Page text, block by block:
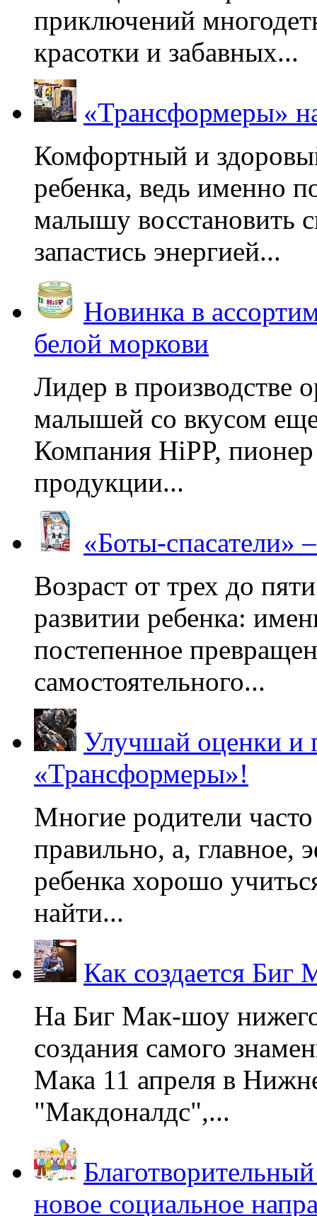
приключений
красотки и забавных...
«Трансформеры»
Комфортный и
ребенка, ведь именно
малышу восстановить
запастись энергией...
Новинка в
белой моркови
Лидер в производстве
малышей со вкусом
Компания HiPP, пионер
продукции...
«Боты-спасатели»
Возраст от трех до
развитии ребенка:
постепенное
самостоятельного...
Улучшай оценки и
«Трансформеры»!
Многие родители
правильно, а, главное,
ребенка хорошо
найти...
Как создается Биг
На Биг Мак-шоу
создания самого
Мака 11 апреля в
"Макдоналдс",...
новое социальное